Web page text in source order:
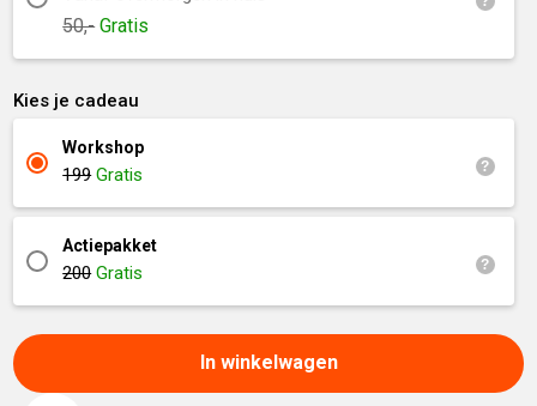
50,- Gratis
Kies je cadeau
Workshop
199Gratis
Actiepakket
200Gratis
In winkelwagen